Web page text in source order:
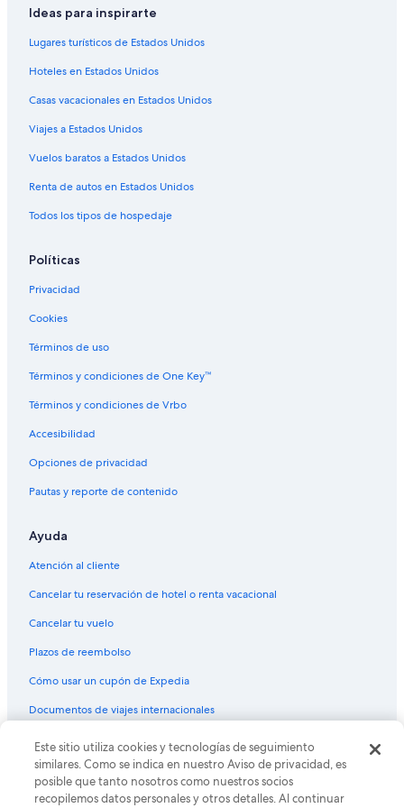
Hoteles de senderismo en Champagne
Residencias en Champagne
Casas de campo en Toulon la Montagne
Hoteles en Somsois
Hoteles en Saint-Lumier-en-Champagne
Hoteles en Saint-Amand-sur-Fion
Ideas para inspirarte
Lugares turísticos de Estados Unidos
Hoteles en Estados Unidos
Casas vacacionales en Estados Unidos
Viajes a Estados Unidos
Vuelos baratos a Estados Unidos
Renta de autos en Estados Unidos
Todos los tipos de hospedaje
Políticas
Privacidad
Cookies
Términos de uso
Términos y condiciones de One Key™
Términos y condiciones de Vrbo
Accesibilidad
Opciones de privacidad
Pautas y reporte de contenido
Ayuda
Atención al cliente
Cancelar tu reservación de hotel o renta vacacional
Cancelar tu vuelo
Plazos de reembolso
Cómo usar un cupón de Expedia
Documentos de viajes internacionales
© 2026 Expedia, Inc., una empresa de Expedia Group. Todos los
derechos reservados. Expedia y el logo de Expedia son marcas
registradas o marcas comerciales de Expedia, Inc. CST# 2029030-50.
Este sitio utiliza cookies y tecnologías de seguimiento
similares. Como se indica en nuestro Aviso de privacidad, es
posible que tanto nosotros como nuestros socios
recopilemos datos personales y otros detalles. Al continuar